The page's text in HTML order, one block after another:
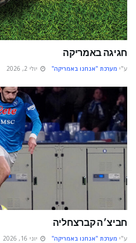
חגיגה באמריקה
ע"י מערכת "אנחנו באמריקה" יולי 2, 2026
חביצ׳ה קברצחליה
ע"י מערכת "אנחנו באמריקה" יוני 16, 2026